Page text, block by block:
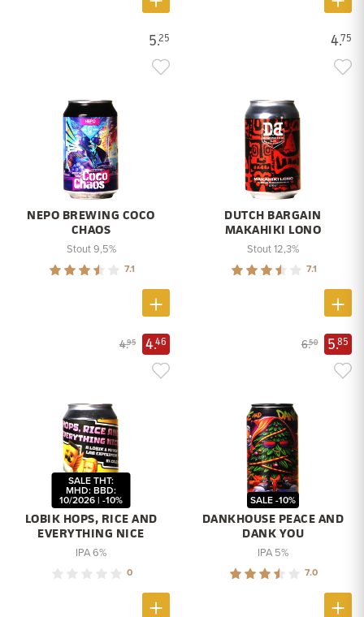
5.25
NEPO BREWING COCO
CHAOS
Stout 9,5%
7.1
4.75
DUTCH BARGAIN
MAKAHIKI LONO
Stout 12,3%
7.1
4.95 4.46
LOBIK HOPS, RICE AND
EVERYTHING NICE
SALE THT:
MHD: BBD:
10/2026 | -10%
IPA 6%
0
6.50 5.85
DANKHOUSE PEACE AND
DANK YOU
SALE -10%
IPA 5%
7.0